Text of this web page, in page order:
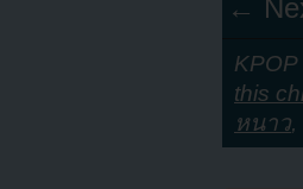
←
this
หนาว,